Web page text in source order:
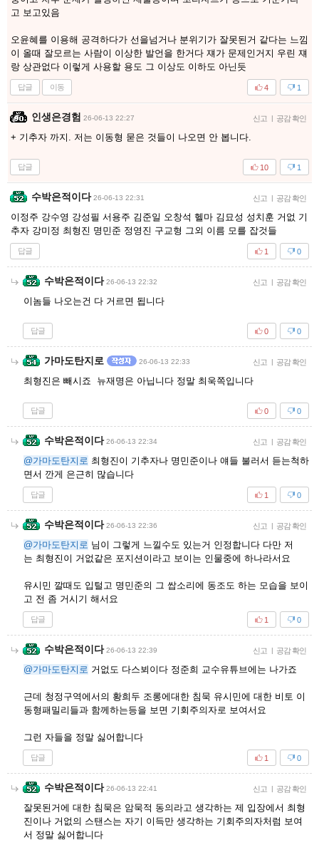
고 보고있음
오윤혜를 이용해 공격하다가 선을넘거나 분위기가 잘못된거 같다는 느낌
이 올때 잘모르는 사람이 이상한 발언을 한거다 쟤가 문제인거지 우린 쟤
랑 상관없다 이렇게 사용할 용도 그 이상도 이하도 아닌듯
답글 이동 1
4
인생은경험 26-06-13 22:27 신고 | 공감 확인
+ 기추자 까지. 저는 이동형 묻은 것들이 나오면 안 봅니다.
답글 1
10
수박은적이다 26-06-13 22:31 신고 | 공감 확인
이정주 강수영 강성필 서용주 김준일 오창석 헬마 김묘성 성치훈 거없 기
추자 강미정 최형진 명민준 정영진 구교형 그외 이름 모를 잡것들
답글 0
1
수박은적이다 26-06-13 22:32 신고 | 공감 확인
이놈들 나오는건 다 거르면 됩니다
답글 0
0
가마도탄지로 26-06-13 22:33 신고 | 공감 확인
최형진은 빼시죠 뉴재명은 아닙니다 정말 최욱쪽입니다
답글 0
0
수박은적이다 26-06-13 22:34 신고 | 공감 확인
@가마도탄지로 최형진이 기추자나 명민준이나 얘들 불러서 듣는척하
면서 깐게 은근히 많습니다
답글 0
1
수박은적이다 26-06-13 22:36 신고 | 공감 확인
@가마도탄지로 님이 그렇게 느낄수도 있는거 인정합니다 다만 저
는 최형진이 거없같은 포지션이라고 보이는 인물중에 하나라서요
유시민 깔때도 입털고 명민준의 그 쌉소리에 동조도 하는 모습을 보이
고 전 좀 거시기 해서요
답글 0
1
수박은적이다 26-06-13 22:39 신고 | 공감 확인
@가마도탄지로 거없도 다스뵈이다 정준희 교수유튜브에는 나가죠
근데 청정구역에서의 황희두 조롱에대한 침묵 유시민에 대한 비토 이
동형패밀리들과 함께하는등을 보면 기회주의자로 보여서요
그런 자들을 정말 싫어합니다
답글 0
1
수박은적이다 26-06-13 22:41 신고 | 공감 확인
잘못된거에 대한 침묵은 암묵적 동의라고 생각하는 제 입장에서 최형
진이나 거없의 스탠스는 자기 이득만 생각하는 기회주의자처럼 보여
서 정말 싫어합니다